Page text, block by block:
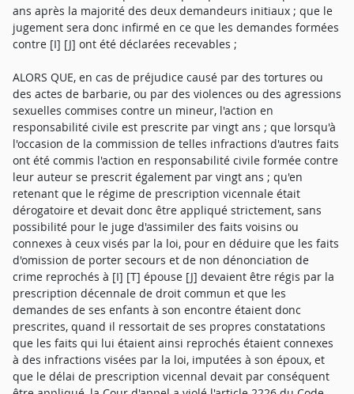
ans après la majorité des deux demandeurs initiaux ; que le
jugement sera donc infirmé en ce que les demandes formées
contre [I] [J] ont été déclarées recevables ;
ALORS QUE, en cas de préjudice causé par des tortures ou
des actes de barbarie, ou par des violences ou des agressions
sexuelles commises contre un mineur, l'action en
responsabilité civile est prescrite par vingt ans ; que lorsqu'à
l'occasion de la commission de telles infractions d'autres faits
ont été commis l'action en responsabilité civile formée contre
leur auteur se prescrit également par vingt ans ; qu'en
retenant que le régime de prescription vicennale était
dérogatoire et devait donc être appliqué strictement, sans
possibilité pour le juge d'assimiler des faits voisins ou
connexes à ceux visés par la loi, pour en déduire que les faits
d'omission de porter secours et de non dénonciation de
crime reprochés à [I] [T] épouse [J] devaient être régis par la
prescription décennale de droit commun et que les
demandes de ses enfants à son encontre étaient donc
prescrites, quand il ressortait de ses propres constatations
que les faits qui lui étaient ainsi reprochés étaient connexes
à des infractions visées par la loi, imputées à son époux, et
que le délai de prescription vicennal devait par conséquent